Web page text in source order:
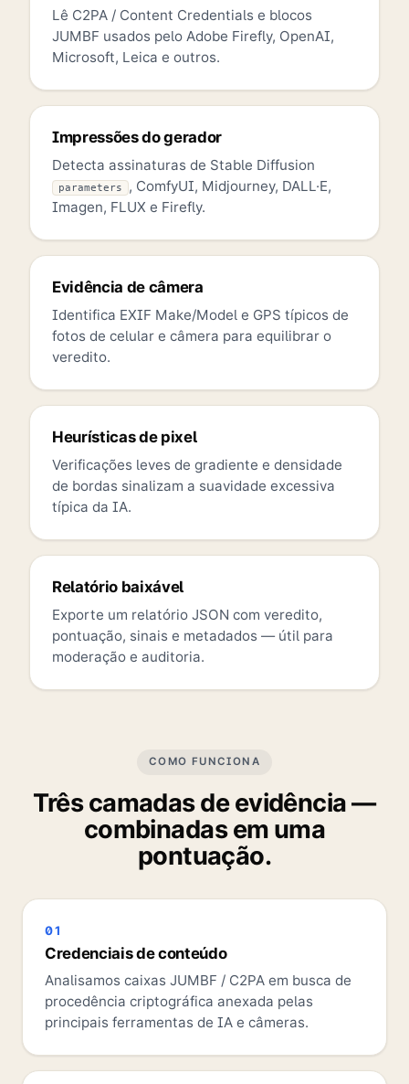
Lê C2PA / Content Credentials e blocos
JUMBF usados pelo Adobe Firefly, OpenAI,
Microsoft, Leica e outros.
Impressões do gerador
Detecta assinaturas de Stable Diffusion
parameters
, ComfyUI, Midjourney, DALL·E,
Imagen, FLUX e Firefly.
Evidência de câmera
Identifica EXIF Make/Model e GPS típicos de
fotos de celular e câmera para equilibrar o
veredito.
Heurísticas de pixel
Verificações leves de gradiente e densidade
de bordas sinalizam a suavidade excessiva
típica da IA.
Relatório baixável
Exporte um relatório JSON com veredito,
pontuação, sinais e metadados — útil para
moderação e auditoria.
COMO FUNCIONA
Três camadas de evidência —
combinadas em uma
pontuação.
01
Credenciais de conteúdo
Analisamos caixas JUMBF / C2PA em busca de
procedência criptográfica anexada pelas
principais ferramentas de IA e câmeras.